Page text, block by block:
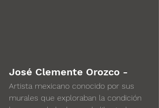
José Clemente Orozco -
Artista mexicano conocido por sus
murales que exploraban la condición